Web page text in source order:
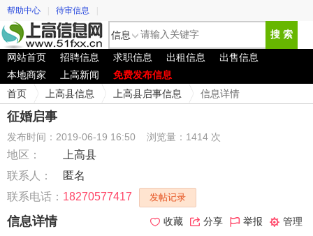
帮助中心 待审信息
信息 搜 索
网站首页 招聘信息 求职信息 出租信息
出售信息
本地商家
上高新闻
免费发布信息
首页
上高县信息 上高县启事信息 信息详情
征婚启事
发布时间：2019-06-19 16:50 浏览量：1414 次
地区：
上高县
联系人：
匿名
联系电话： 18270577417 发帖记录
信息详情 收藏 分享 举报 管理